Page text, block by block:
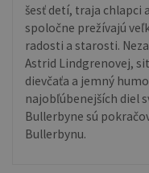
šesť detí, traja chlapci
spoločne prežívajú
radosti a starosti.
Astrid Lindgrenovej,
dievčaťa a jemný
najobľúbenejších diel
Bullerbyne sú
Bullerbynu.